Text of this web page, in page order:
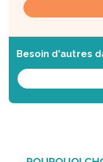
Besoin d'autres